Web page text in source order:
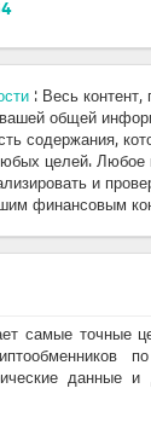
: Весь
общей
содержания,
целей. Любое
и
финансовым
самые точные
данные